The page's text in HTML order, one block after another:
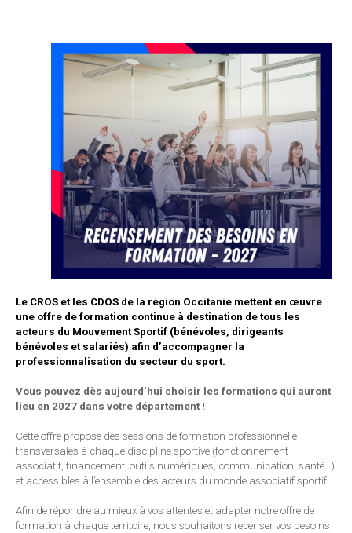
Le CROS et les CDOS de la région Occitanie mettent en œuvre
une offre de formation continue à destination de tous les
acteurs du Mouvement Sportif (bénévoles, dirigeants
bénévoles et salariés) afin d’accompagner la
professionnalisation du secteur du sport.
Vous pouvez dès aujourd’hui choisir les formations qui auront
lieu en 2027 dans votre département !
Cette offre propose des sessions de formation professionnelle
transversales à chaque discipline sportive (fonctionnement
associatif, financement, outils numériques, communication, santé...)
et accessibles à l’ensemble des acteurs du monde associatif sportif.
Afin de répondre au mieux à vos attentes et adapter notre offre de
formation à chaque territoire, nous souhaitons recenser vos besoins